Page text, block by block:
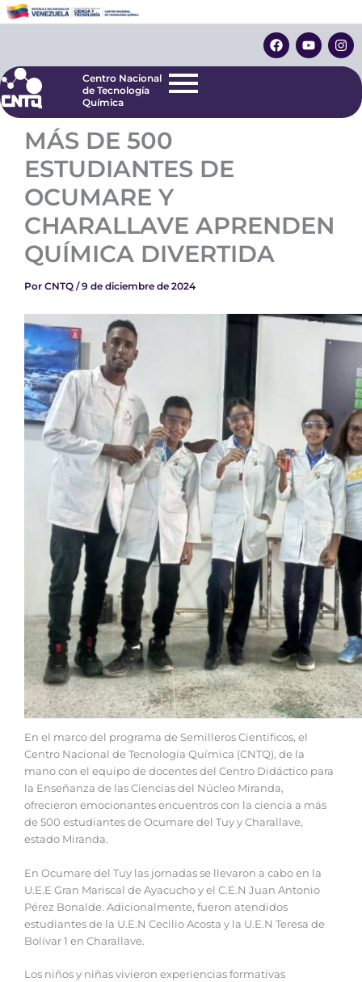
al
F
a
c
o
Y
o
u
e
I
n
s
r
Centro Nacional
de Tecnología
Centro Nacional
de Tecnología
Química
MÁS DE 500
ESTUDIANTES DE
OCUMARE Y
CHARALLAVE APRENDEN
QUÍMICA DIVERTIDA
Por CNTQ /9 de diciembre de 2024
En el marco del programa de Semilleros Científicos, el
Centro Nacional de Tecnología Química (CNTQ), de la
mano con el equipo de docentes del Centro Didáctico para
la Enseñanza de las Ciencias del Núcleo Miranda,
ofrecieron emocionantes encuentros con la ciencia a más
de 500 estudiantes de Ocumare del Tuy y Charallave,
estado Miranda.
En Ocumare del Tuy las jornadas se llevaron a cabo en la
U.E.E Gran Mariscal de Ayacucho y el C.E.N Juan Antonio
Pérez Bonalde. Adicionalmente, fueron atendidos
estudiantes de la U.E.N Cecilio Acosta y la U.E.N Teresa de
Bolívar 1 en Charallave.
Los niños y niñas vivieron experiencias formativas